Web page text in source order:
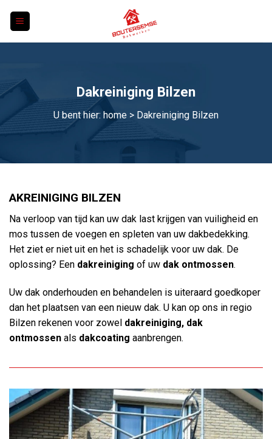
Dakreiniging Bilzen
U bent hier: home > Dakreiniging Bilzen
AKREINIGING BILZEN
Na verloop van tijd kan uw dak last krijgen van vuiligheid en
mos tussen de voegen en spleten van uw dakbedekking.
Het ziet er niet uit en het is schadelijk voor uw dak. De
oplossing? Een dakreiniging of uw dak ontmossen.
Uw dak onderhouden en behandelen is uiteraard goedkoper
dan het plaatsen van een nieuw dak. U kan op ons in regio
Bilzen rekenen voor zowel dakreiniging, dak
ontmossen als dakcoating aanbrengen.